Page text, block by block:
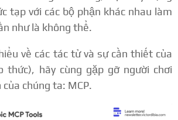
tạp với các bộ phận khác nhau làm
như là không thể.
về các tác tử và sự cần thiết của
thức), hãy cùng gặp gỡ người chơi
chúng ta: MCP.